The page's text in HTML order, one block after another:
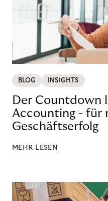
BLOG INSIGHTS
Der Countdown
Accounting - für
Geschäftserfolg
MEHR LESEN